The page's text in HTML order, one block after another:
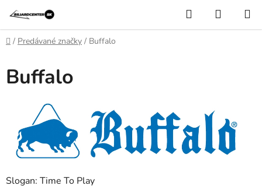
obsah
Hľadať
KOŠÍK
Domov
/ Predávané značky / Buffalo
Buffalo
Slogan: Time To Play